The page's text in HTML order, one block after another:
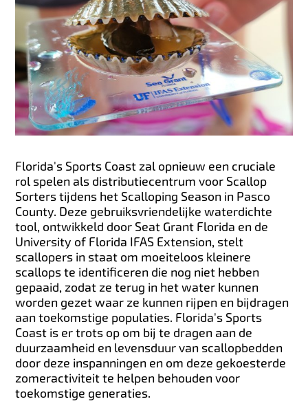
Florida's Sports Coast zal opnieuw een cruciale
rol spelen als distributiecentrum voor Scallop
Sorters tijdens het Scalloping Season in Pasco
County. Deze gebruiksvriendelijke waterdichte
tool, ontwikkeld door Seat Grant Florida en de
University of Florida IFAS Extension, stelt
scallopers in staat om moeiteloos kleinere
scallops te identificeren die nog niet hebben
gepaaid, zodat ze terug in het water kunnen
worden gezet waar ze kunnen rijpen en bijdragen
aan toekomstige populaties. Florida's Sports
Coast is er trots op om bij te dragen aan de
duurzaamheid en levensduur van scallopbedden
door deze inspanningen en om deze gekoesterde
zomeractiviteit te helpen behouden voor
toekomstige generaties.